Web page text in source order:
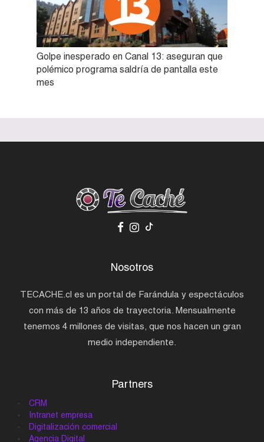
Golpe inesperado en Canal 13: aseguran que
polémico programa saldría de pantalla este
mes
Nosotros
TECACHE.cl es un portal de Farándula y espectáculos
con más de 13 años de trayectoria. Mensualmente
tenemos 4 millones de visitas, que nos hacen un gran
medio independiente.
Partners
CRM
Intranet empresa
Digitalización comercial
Agencia Digital